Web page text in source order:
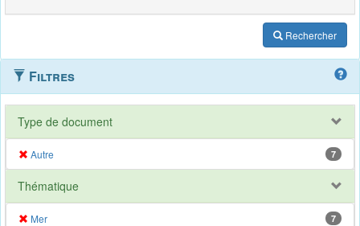
Rechercher
Filtres
Type de document
Autre 7
Thématique
Mer 7